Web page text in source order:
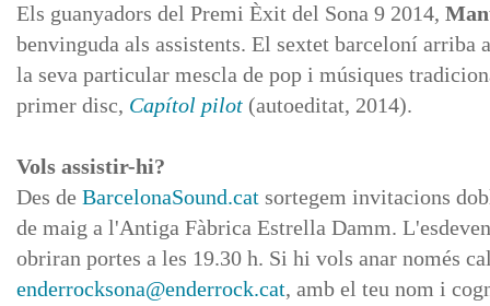
Els guanyadors del Premi Èxit del Sona 9 2014,
benvinguda als assistents. El sextet barceloní arriba
la seva particular mescla de pop i músiques
primer disc, Capítol pilot (autoeditat, 2014).
Vols assistir-hi?
Des de BarcelonaSound.cat sortegem invitacions
de maig a l'Antiga Fàbrica Estrella Damm.
obriran portes a les 19.30 h. Si hi vols anar només
enderrocksona@enderrock.cat, amb el teu nom i